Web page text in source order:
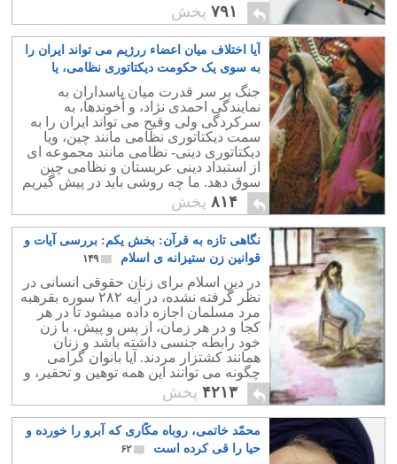
۷۹۱ پخش
آیا اختلاف میان اعضاء ررژیم می تواند ایران را
به سوی یک حکومت دیکتاتوری نظامی، یا
نظامی – مذهبی سوق دهد؟
۲۶
جنگ بر سر قدرت میان پاسداران به
نمایندگی احمدی نژاد، و آخوندها، به
سرکردگی ولی وقیح می تواند ایران را به
سمت دیکتاتوری نظامی مانند چین، ویا
دیکتاتوری دینی- نظامی مانند مجموعه ای
از استبداد دینی عربستان و نظامی چین
سوق دهد. ما چه روشی باید در پیش گیریم
تا از این دسیسه و طلسم پیش روی رهایی
یابیم؟.
۸۱۴ پخش
نگاهی تازه به قرآن: بخش یکم: بررسی آیات و
قوانین زن ستیزانه ی اسلام
۱۴۹
در دین اسلام برای زنان حقوقی انسانی در
نظر گرفته نشده، در آیه ۲۸۲ سوره بقرهبه
مرد مسلمان اجازه داده میشود تا در هر
کجا و در هر زمان، از پس و پیش، با زن
خود رابطه جنسی داشته باشد و زنان
همانند کشتزار مردند. آیا بانوان گرامی
چگونه می توانند این همه توهین و تحقیر، و
جسارت به خود را تحمل نمایند؟.
۴۲۱۳ پخش
محمّد خاتمی، روباه مکّاری که آبرو را خورده و
حیا را قی کرده است
۶۲